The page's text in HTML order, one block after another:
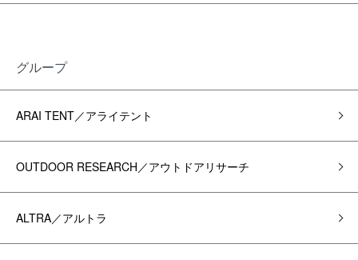
グループ
ARAI TENT／アライテント
OUTDOOR RESEARCH／アウトドアリサーチ
ALTRA／アルトラ